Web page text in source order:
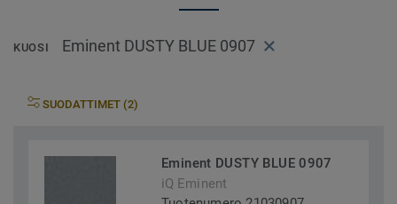
KUOSI Eminent DUSTY BLUE 0907
SUODATTIMET (2)
Eminent DUSTY BLUE 0907
iQ Eminent